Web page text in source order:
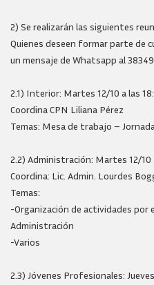
2) Se realizarán las siguientes
Quienes deseen formar parte de
un mensaje de Whatsapp al
2.1) Interior: Martes 12/10 a las
Coordina CPN Liliana Pérez
Temas: Mesa de trabajo –
2.2) Administración: Martes 12/10
Coordina: Lic. Admin. Lourdes
Temas:
-Organización de actividades por
Administración
-Varios
2.3) Jóvenes Profesionales: